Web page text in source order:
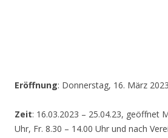
Eröffnung: Donnerstag, 16. März
Zeit: 16.03.2023 – 25.04.23, geöffnet
Uhr, Fr. 8.30 – 14.00 Uhr und nach